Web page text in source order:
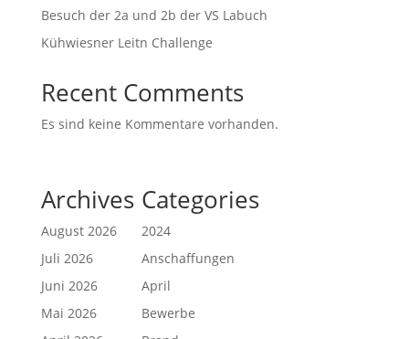
Besuch der 2a und 2b der VS Labuch
Kühwiesner Leitn Challenge
Recent Comments
Es sind keine Kommentare vorhanden.
Archives
August 2026
Juli 2026
Juni 2026
Mai 2026
Categories
2024
Anschaffungen
April
Bewerbe